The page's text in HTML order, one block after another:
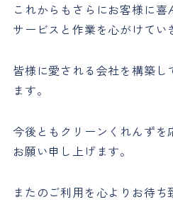
これからもさらにお客様に
サービスと作業を心がけてい
皆様に愛される会社を構築し
ます。
今後ともクリーンくれんずを
お願い申し上げます。
またのご利用を心よりお待ち